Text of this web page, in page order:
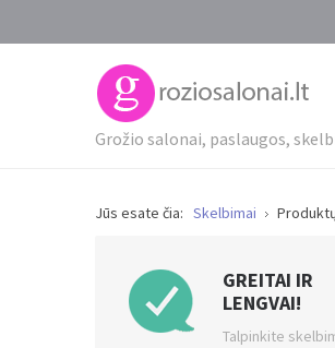
Grožio salonai, paslaugos,
Jūs esate čia: Skelbimai
GREITAI IR
LENGVAI!
Talpinkite